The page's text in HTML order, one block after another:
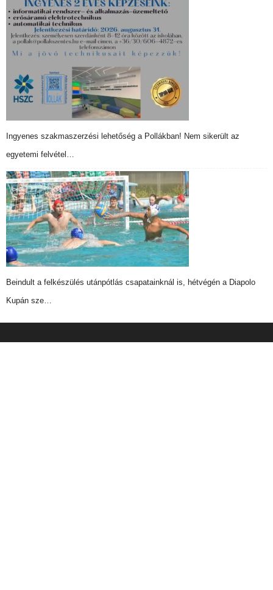
Ingyenes szakmaszerzési lehetőség a Pollákban! Nem sikerült az
egyetemi felvétel…
Beindult a felkészülés utánpótlás csapatainknál is, hétvégén a Diapolo
Kupán sze…